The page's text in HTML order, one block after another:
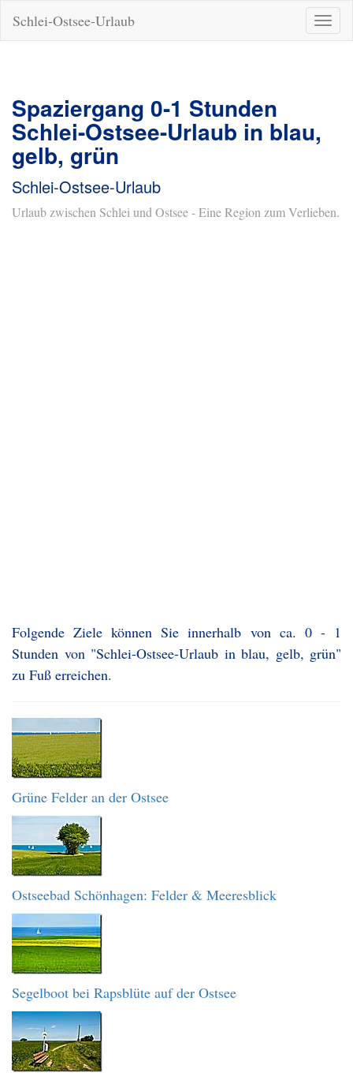
ein-/
Schlei-Ostsee-Urlaub
Spaziergang 0-1 Stunden
Schlei-Ostsee-Urlaub in blau,
gelb, grün
Schlei-Ostsee-Urlaub
Urlaub zwischen Schlei und Ostsee - Eine Region zum Verlieben.
Folgende Ziele können Sie innerhalb von ca. 0 - 1
Stunden von "Schlei-Ostsee-Urlaub in blau, gelb, grün"
zu Fuß erreichen.
Grüne Felder an der Ostsee
Ostseebad Schönhagen: Felder & Meeresblick
Segelboot bei Rapsblüte auf der Ostsee